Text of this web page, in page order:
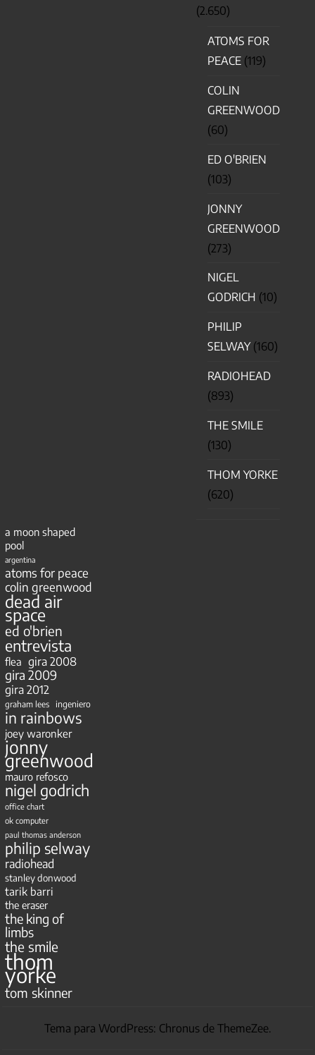
(2.650)
ATOMS FOR
PEACE (119)
COLIN
GREENWOOD
(60)
ED O'BRIEN
(103)
JONNY
GREENWOOD
(273)
NIGEL
GODRICH (10)
PHILIP
SELWAY(160)
RADIOHEAD
(893)
THE SMILE
(130)
THOM YORKE
(620)
a moon shaped
pool
argentina
atoms for peace
colin greenwood
dead air
space
ed o'brien
entrevista
flea gira 2008
gira 2009
gira 2012
graham lees ingeniero
in rainbows
joey waronker
jonny
greenwood
mauro refosco
nigel godrich
office chart
ok computer
paul thomas anderson
philip selway
radiohead
stanley donwood
tarik barri
the eraser
the king of
limbs
the smile
thom
yorke
tom skinner
Tema para WordPress: Chronus de ThemeZee.